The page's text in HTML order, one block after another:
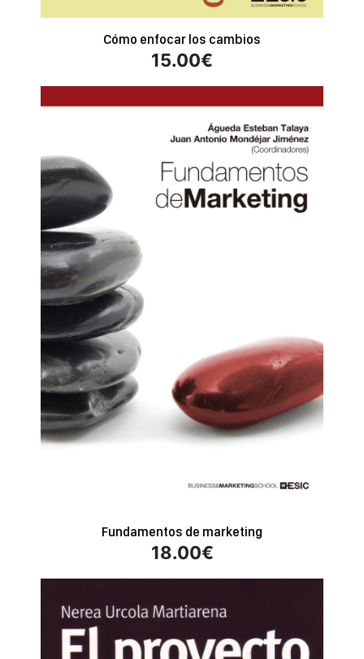
Cómo enfocar los cambios
15.00€
Fundamentos de marketing
18.00€